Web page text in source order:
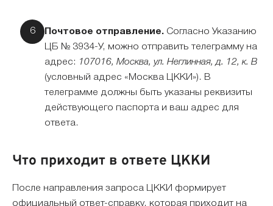
Почтовое отправление. Согласно Указанию
ЦБ № 3934-У, можно отправить телеграмму на
адрес: 107016, Москва, ул. Неглинная, д. 12, к. В
(условный адрес «Москва ЦККИ»). В
телеграмме должны быть указаны реквизиты
действующего паспорта и ваш адрес для
ответа.
Что приходит в ответе ЦККИ
После направления запроса ЦККИ формирует
официальный ответ-справку, которая приходит на